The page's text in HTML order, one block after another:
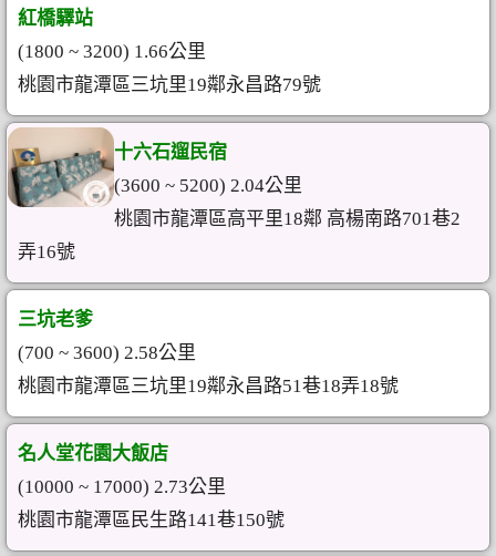
紅橋驛站
(1800 ~ 3200) 1.66公里
桃園市龍潭區三坑里19鄰永昌路79號
十六石遛民宿
(3600 ~ 5200) 2.04公里
桃園市龍潭區高平里18鄰 高楊南路701巷2
弄16號
三坑老爹
(700 ~ 3600) 2.58公里
桃園市龍潭區三坑里19鄰永昌路51巷18弄18號
名人堂花園大飯店
(10000 ~ 17000) 2.73公里
桃園市龍潭區民生路141巷150號